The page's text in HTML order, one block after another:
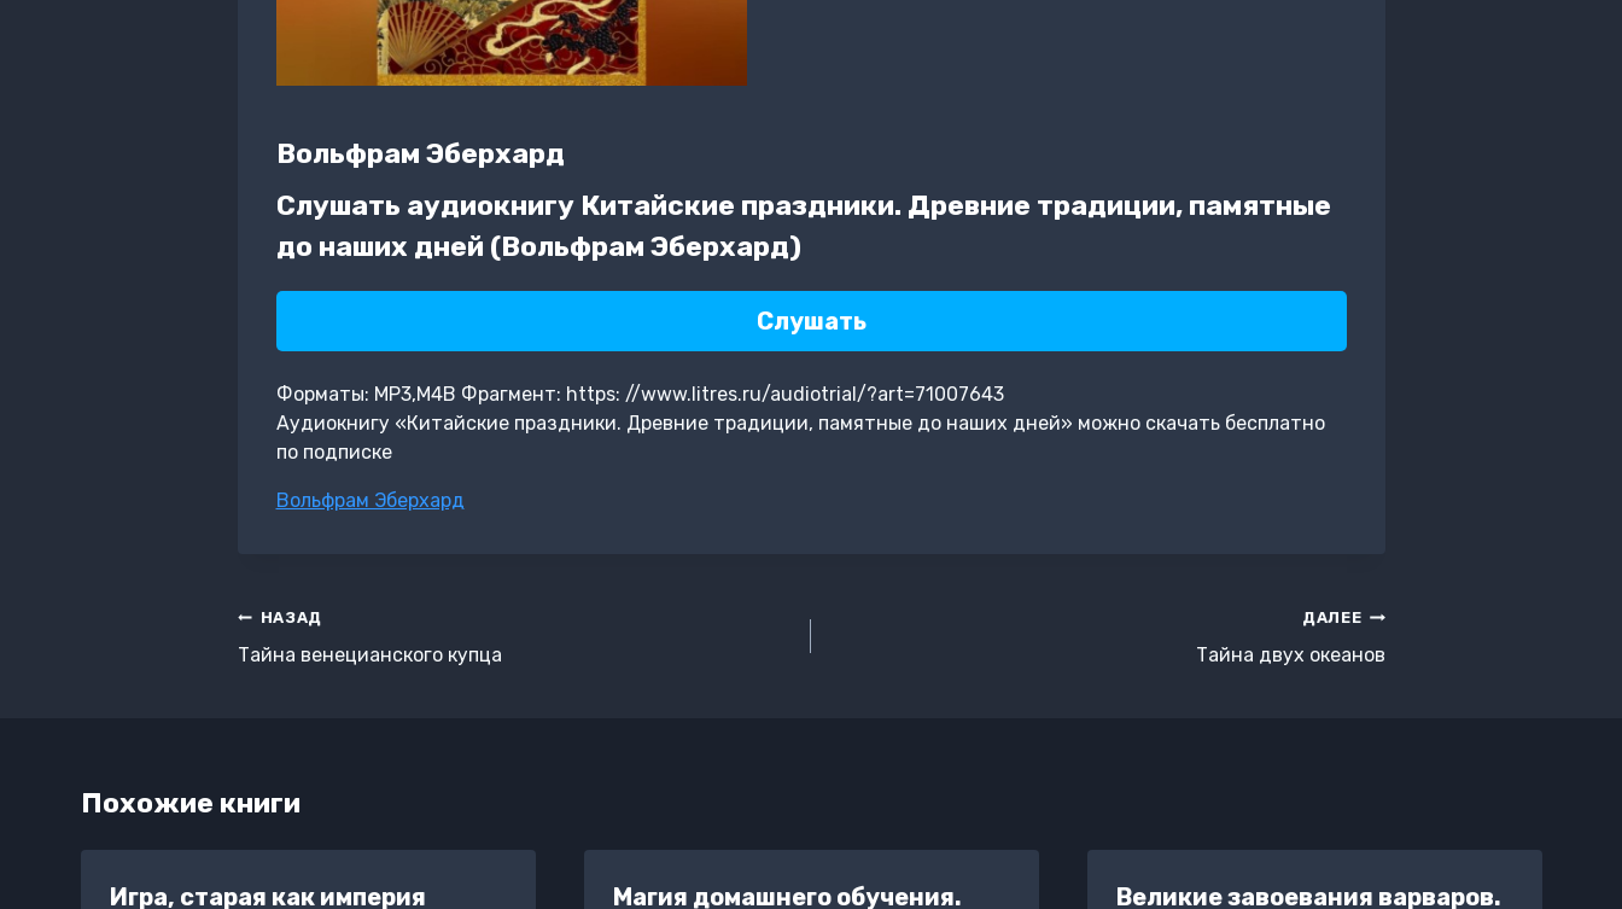
Вольфрам Эберхард
Слушать аудиокнигу Китайские праздники. Древние традиции, памятные
до наших дней (Вольфрам Эберхард)
Слушать
Форматы: MP3,M4B Фрагмент: https: //www.litres.ru/audiotrial/?art=71007643
Аудиокнигу «Китайские праздники. Древние традиции, памятные до наших дней» можно скачать бесплатно
по подписке
Метки
Вольфрам Эберхард
Навигация
по
НАЗАД
Тайна венецианского купца
ДАЛЕЕ
Тайна двух океанов
Похожие книги
Игра, старая как империя Магия домашнего обучения. Великие завоевания варваров.